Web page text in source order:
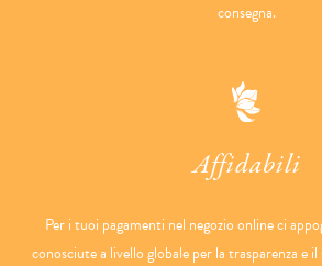
consegna.
Affidabili
Per i tuoi pagamenti nel negozio online ci
conosciute a livello globale per la trasparenza e